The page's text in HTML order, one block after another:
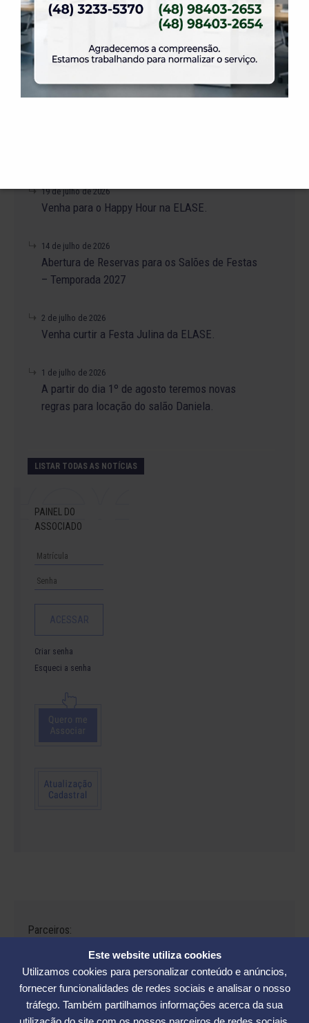
Este website utiliza cookies
Utilizamos cookies para personalizar conteúdo e anúncios,
fornecer funcionalidades de redes sociais e analisar o nosso
tráfego. Também partilhamos informações acerca da sua
Venha para a Feijoada na ELASE.
31 de julho de 2026
Alteração no Regimento do Campo de Futebol
Suíço.
19 de julho de 2026
Venha para o Happy Hour na ELASE.
14 de julho de 2026
Abertura de Reservas para os Salões de Festas
– Temporada 2027
2 de julho de 2026
Venha curtir a Festa Julina da ELASE.
1 de julho de 2026
A partir do dia 1º de agosto teremos novas
regras para locação do salão Daniela.
LISTAR TODAS AS NOTÍCIAS
PAINEL DO
ASSOCIADO
Criar senha
Esqueci a senha
Parceiros:
Avenida César Seara, 560 - Florianópolis | Telefones: (48) 3234-2986